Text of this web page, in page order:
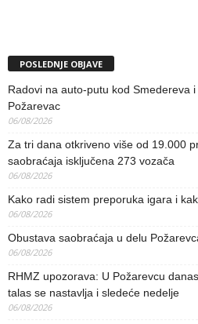
POSLEDNJE OBJAVE
Radovi na auto-putu kod Smedereva
Požarevac
06/08/2026
Za tri dana otkriveno više od 19.000
saobraćaja isključena 273 vozača
06/08/2026
Kako radi sistem preporuka igara i
06/08/2026
Obustava saobraćaja u delu
06/08/2026
RHMZ upozorava: U Požarevcu
talas se nastavlja i sledeće nedelje
06/08/2026